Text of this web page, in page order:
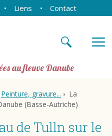
Liens Contact
au fleuve Danube
Peinture, gravure... › La
(Basse-Autriche)
de Tulln sur le